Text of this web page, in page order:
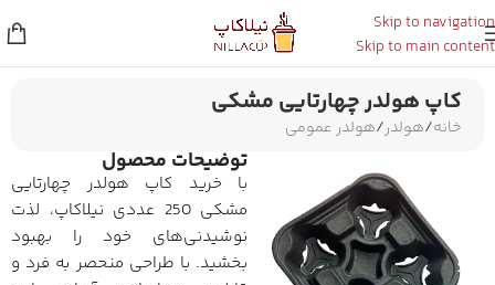
Skip to navigation
Skip to main content
کاپ هولدر چهارتایی مشکی
خانه/هولدر/هولدر عمومی
توضیحات محصول
با خرید کاپ هولدر چهارتایی
مشکی 250 عددی نیلاکاپ، لذت
نوشیدنی‌های خود را بهبود
بخشید. با طراحی منحصر به فرد و